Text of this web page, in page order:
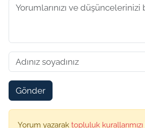
Gönder
Yorum yazarak topluluk kurallarımızı